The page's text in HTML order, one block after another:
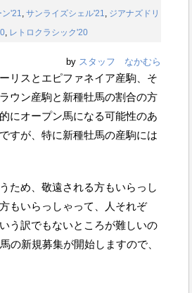
ン'21, サンライズシェル'21, ジアナズドリ
, レトロクラシック'20
by スタッフ なかむら
リスとエピファネイア産駒、そ
ウン産駒と新種牡馬の割合の方
にオープン馬になる可能性のあ
すが、特に新種牡馬の産駒には
ため、敬遠される方もいらっし
もいらっしゃって、人それぞ
う訳でもないところが難しいの
の新規募集が開始しますので、